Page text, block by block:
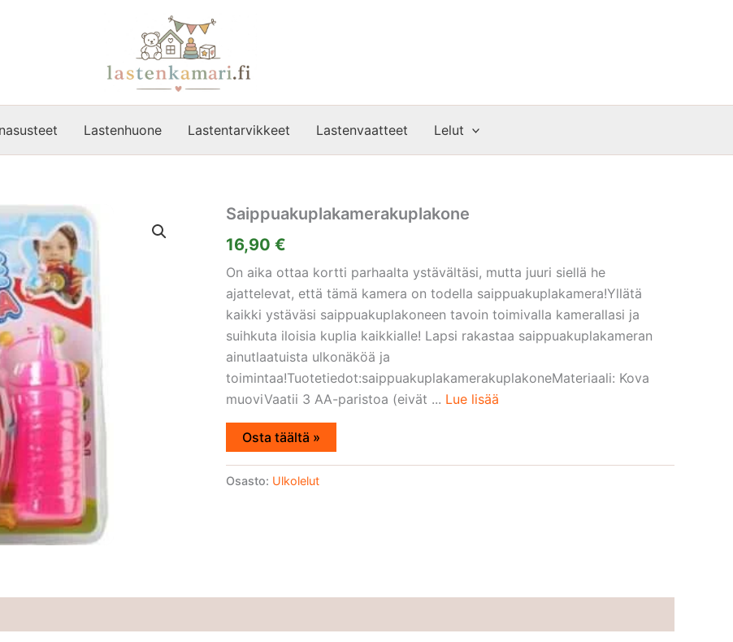
Lastenhuone Lastentarvikkeet Lastenvaatteet Lelut
Saippuakuplakamerakuplakone
16,90 €
On aika ottaa kortti parhaalta ystävältäsi, mutta juuri siellä he
ajattelevat, että tämä kamera on todella saippuakuplakamera!Yllätä
kaikki ystäväsi saippuakuplakoneen tavoin toimivalla kamerallasi ja
suihkuta iloisia kuplia kaikkialle! Lapsi rakastaa saippuakuplakameran
ainutlaatuista ulkonäköä ja
toimintaa!Tuotetiedot:saippuakuplakamerakuplakoneMateriaali: Kova
muoviVaatii 3 AA-paristoa (eivät ... Lue lisää
Osta täältä »
Osasto: Ulkolelut